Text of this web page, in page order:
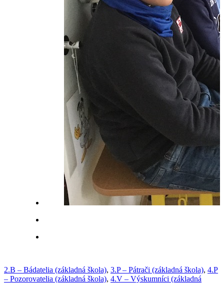
2.B – Bádatelia (základná škola), 3.P – Pátrači (základná škola), 4.P
– Pozorovatelia (základná škola), 4.V – Výskumníci (základná